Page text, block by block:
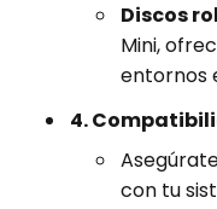
Discos
Mini,
entornos
4.
con tu